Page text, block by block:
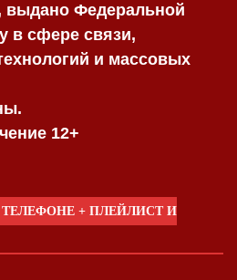
выдано Федеральной
в сфере связи,
и массовых
12+
+ ПЛЕЙЛИСТ И